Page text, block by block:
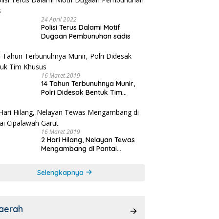
24 April 2022
Polisi Terus Dalami Motif
Dugaan Pembunuhan sadis
16 Maret 2019
14 Tahun Terbunuhnya Munir,
Polri Didesak Bentuk Tim
16 Maret 2019
2 Hari Hilang, Nelayan Tewas
Mengambang di Pantai
Selengkapnya